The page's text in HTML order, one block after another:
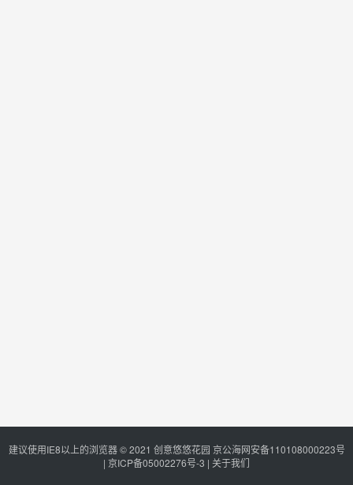
建议使用IE8以上的浏览器 © 2021 创意悠悠花园 京公海网安备110108000223号
| 京ICP备05002276号-3 | 关于我们